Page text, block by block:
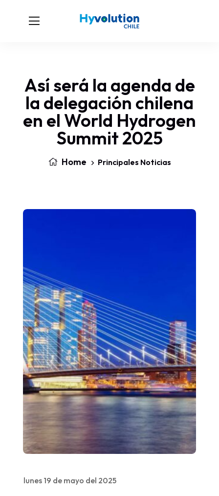
Así será la agenda de
la delegación chilena
en el World Hydrogen
Summit 2025
Home Principales Noticias
lunes 19 de mayo del 2025